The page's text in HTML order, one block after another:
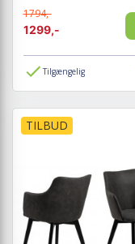
1794,-
1299,-
Tilgængelig
TILBUD